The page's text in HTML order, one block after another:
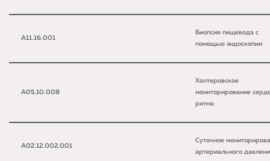
A11.16.001
Биопсия пищевода с
помощью эндоскопии
A05.10.008
Холтеровское
мониторирование
ритма
A02.12.002.001
Суточное
артериального